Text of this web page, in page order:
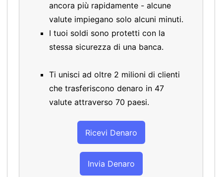
ancora più rapidamente - alcune
valute impiegano solo alcuni minuti.
I tuoi soldi sono protetti con la
stessa sicurezza di una banca.
Ti unisci ad oltre 2 milioni di clienti
che trasferiscono denaro in 47
valute attraverso 70 paesi.
Ricevi Denaro
Invia Denaro